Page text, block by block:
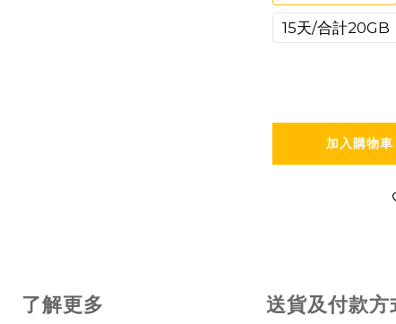
15天/合計20GB
加入購物車
了解更多 送貨及付款方